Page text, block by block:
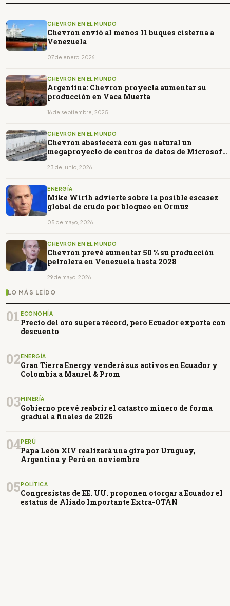
CHEVRON EN EL MUNDO
Chevron envió al menos 11 buques cisterna a
Venezuela
07 de enero, 2026
CHEVRON EN EL MUNDO
Argentina: Chevron proyecta aumentar su
producción en Vaca Muerta
16 de septiembre, 2025
CHEVRON EN EL MUNDO
Chevron abastecerá con gas natural un
megaproyecto de centros de datos de Microsoft
23 de junio, 2026
ENERGÍA
Mike Wirth advierte sobre la posible escasez
global de crudo por bloqueo en Ormuz
05 de mayo, 2026
CHEVRON EN EL MUNDO
Chevron prevé aumentar 50 % su producción
petrolera en Venezuela hasta 2028
29 de mayo, 2026
LO MÁS LEÍDO
01 ECONOMÍA
Precio del oro supera récord, pero Ecuador exporta con
descuento
02ENERGÍA
Gran Tierra Energy venderá sus activos en Ecuador y
Colombia a Maurel & Prom
03MINERÍA
Gobierno prevé reabrir el catastro minero de forma
gradual a finales de 2026
04PERÚ
Papa León XIV realizará una gira por Uruguay,
Argentina y Perú en noviembre
05POLÍTICA
Congresistas de EE. UU. proponen otorgar a Ecuador el
estatus de Aliado Importante Extra-OTAN